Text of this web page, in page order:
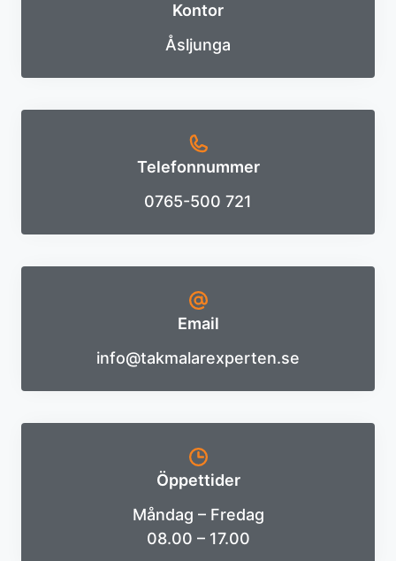
Kontor
Åsljunga
Telefonnummer
0765-500 721
Email
info@takmalarexperten.se
Öppettider
Måndag – Fredag
08.00 – 17.00